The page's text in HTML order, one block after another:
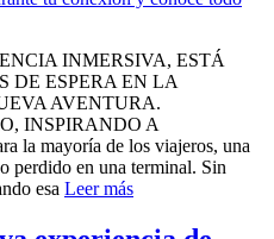
INMERSIVA, ESTÁ
DE ESPERA EN LA
AVENTURA.
INSPIRANDO A
la mayoría de los viajeros, una
perdido en una terminal. Sin
esa Leer más